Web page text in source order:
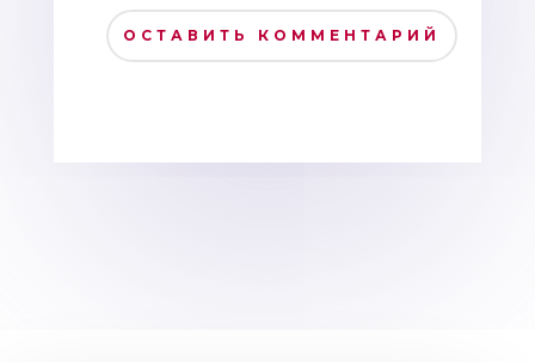
ОСТАВИТЬ КОММЕНТАРИЙ